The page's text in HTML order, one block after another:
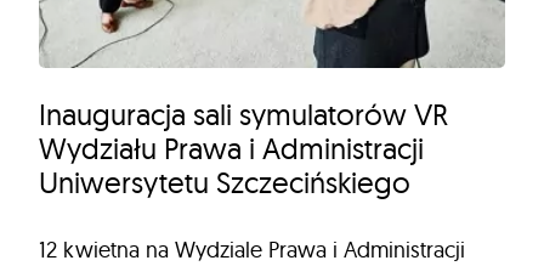
Inauguracja sali symulatorów VR
Wydziału Prawa i Administracji
Uniwersytetu Szczecińskiego
12 kwietna na Wydziale Prawa i Administracji